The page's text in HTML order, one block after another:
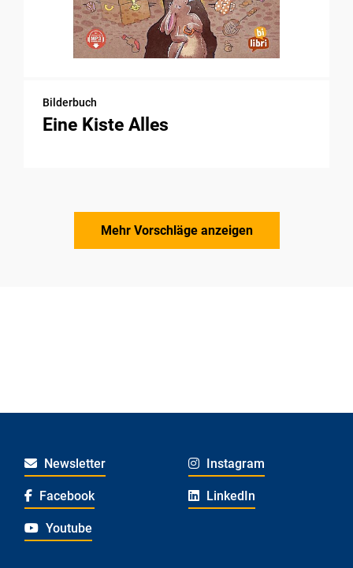
Bilderbuch
Eine Kiste Alles
Mehr Vorschläge anzeigen
Newsletter Instagram
Facebook LinkedIn
Youtube